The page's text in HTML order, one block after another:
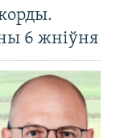
6 жніўня